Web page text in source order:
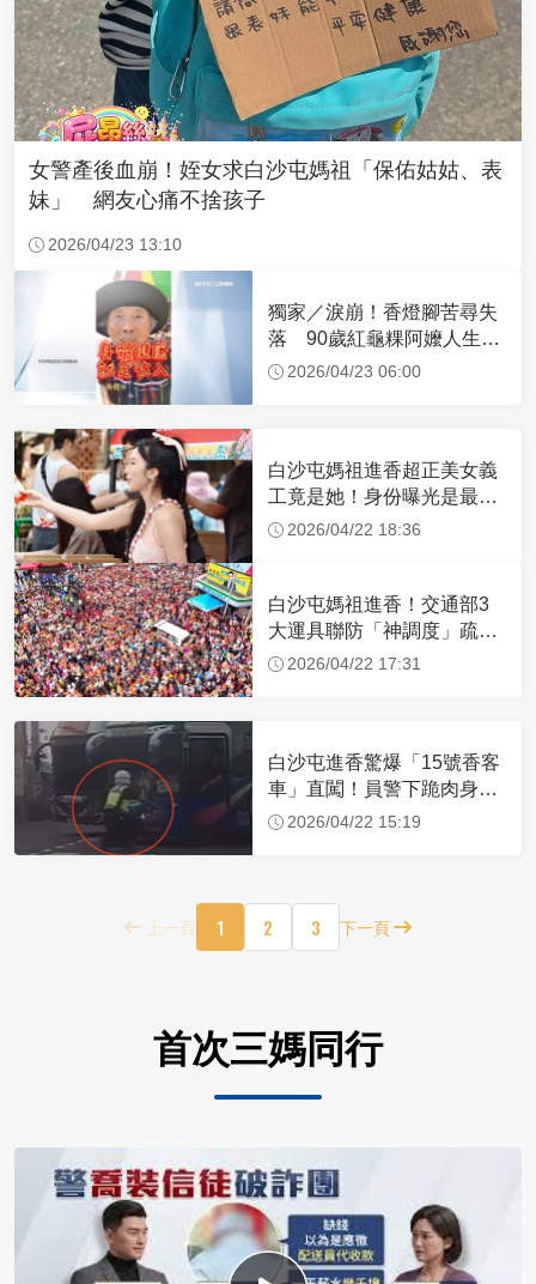
女警產後血崩！姪女求白沙屯媽祖「保佑姑姑、表
妹」 網友心痛不捨孩子
2026/04/23 13:10
獨家／淚崩！香燈腳苦尋失
落 90歲紅龜粿阿嬤人生謝
幕2026/04/23 06:00
白沙屯媽祖進香超正美女義
工竟是她！身份曝光是最美
禮生 一輩子不結婚
2026/04/22 18:36
白沙屯媽祖進香！交通部3
大運具聯防「神調度」疏運
32.1萬創新高
2026/04/22 17:31
白沙屯進香驚爆「15號香客
車」直闖！員警下跪肉身擋
車：讓行人先過
2026/04/22 15:19
上一頁 1 2 3 下一頁
首次三媽同行